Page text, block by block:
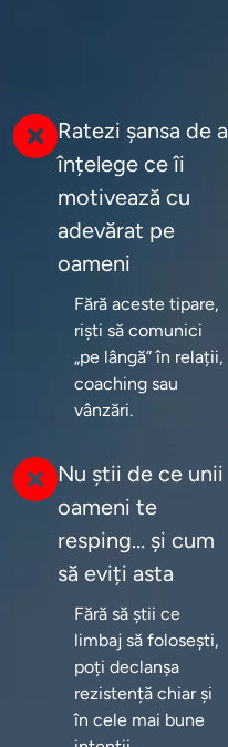
Ratezi șansa de a
înțelege ce îi
motivează cu
adevărat pe
oameni
Fără aceste tipare,
riști să comunici
„pe lângă” în relații,
coaching sau
vânzări.
Nu știi de ce unii
oameni te
resping… și cum
să eviți asta
Fără să știi ce
limbaj să folosești,
poți declanșa
rezistență chiar și
în cele mai bune